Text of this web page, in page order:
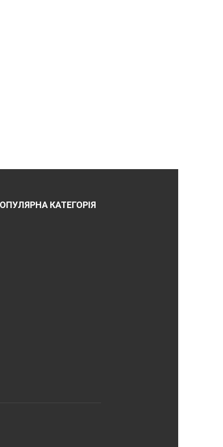
КАТЕГОРІЯ